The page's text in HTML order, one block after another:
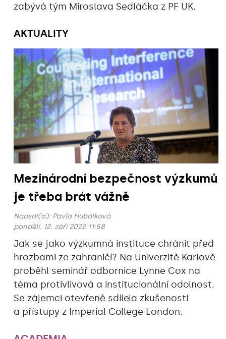
zabývá tým Miroslava Sedláčka z PF UK.
AKTUALITY
Mezinárodní bezpečnost výzkumů
je třeba brát vážně
Napsal(a): Pavla Hubálková
pondělí, 12. září 2022 11:58
Jak se jako výzkumná instituce chránit před
hrozbami ze zahraničí? Na Univerzitě Karlově
proběhl seminář odbornice Lynne Cox na
téma protivlivová a institucionální odolnost.
Se zájemci otevřeně sdílela zkušenosti
a přístupy z Imperial College London.